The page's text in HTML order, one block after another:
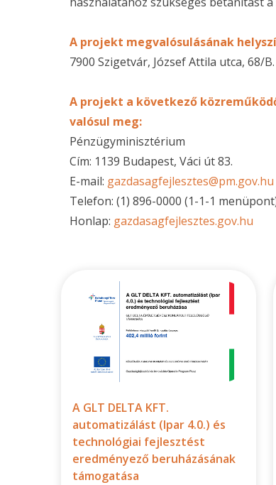
A projekt megvalósulásának
7900 Szigetvár, József Attila utca, 68/B.
A projekt a következő
valósul meg:
Pénzügyminisztérium
Cím: 1139 Budapest, Váci út 83.
E-mail: gazdasagfejlesztes@pm.gov.hu
Telefon: (1) 896-0000 (1-1-1
Honlap: gazdasagfejlesztes.gov.hu
A GLT DELTA KFT.
automatizálást (Ipar 4.0.) és
technológiai fejlesztést
eredményező beruházásának
támogatása